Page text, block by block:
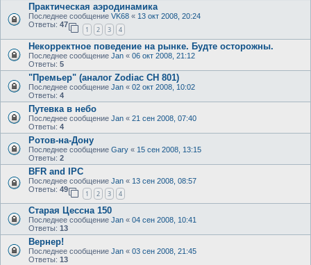
Практическая аэродинамика
Последнее сообщение VK68 « 13 окт 2008, 20:24
Ответы: 47
1 2 3 4
Некорректное поведение на рынке. Будте осторожны.
Последнее сообщение Jan « 06 окт 2008, 21:12
Ответы: 5
"Премьер" (аналог Zodiac CH 801)
Последнее сообщение Jan « 02 окт 2008, 10:02
Ответы: 4
Путевка в небо
Последнее сообщение Jan « 21 сен 2008, 07:40
Ответы: 4
Ротов-на-Дону
Последнее сообщение Gary « 15 сен 2008, 13:15
Ответы: 2
BFR and IPC
Последнее сообщение Jan « 13 сен 2008, 08:57
Ответы: 49
1 2 3 4
Старая Цессна 150
Последнее сообщение Jan « 04 сен 2008, 10:41
Ответы: 13
Вернер!
Последнее сообщение Jan « 03 сен 2008, 21:45
Ответы: 13